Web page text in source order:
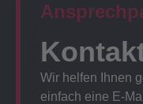
Wir helfen Ihnen
einfach eine E-